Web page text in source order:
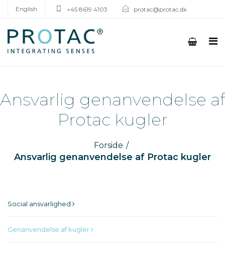
English +45 8619 4103 protac@protac.dk
Ansvarlig genanvendelse af
Protac kugler
Forside
Ansvarlig genanvendelse af Protac kugler
Social ansvarlighed
Genanvendelse af kugler